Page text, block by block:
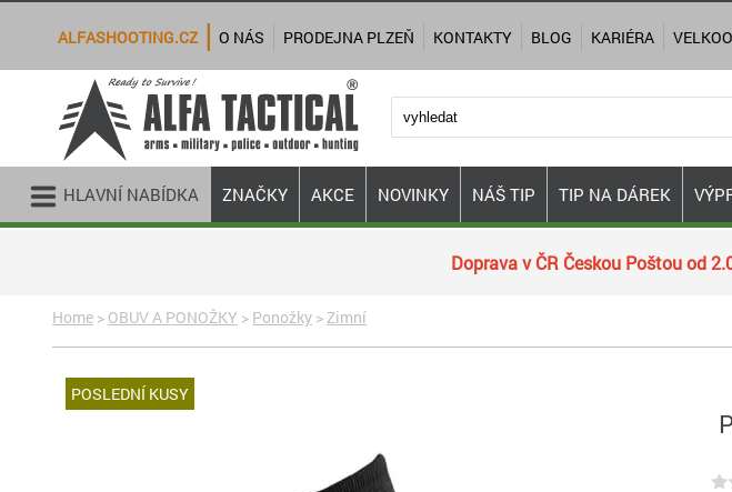
Doprava v ČR Českou Poštou od
Home > OBUV A PONOŽKY > Ponožky > Zimní
POSLEDNÍ KUSY
HLAVNÍ NABÍDKA ZNAČKY AKCE NOVINKY NÁŠ TIP TIP NA DÁREK
ALFASHOOTING.CZ O NÁS PRODEJNA PLZEŇ KONTAKTY BLOG KARIÉRA